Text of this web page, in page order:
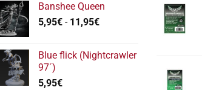
Banshee Queen
5,95€ - 11,95€Rango
desde
Blue flick (Nightcrawler
97´)
5,95€